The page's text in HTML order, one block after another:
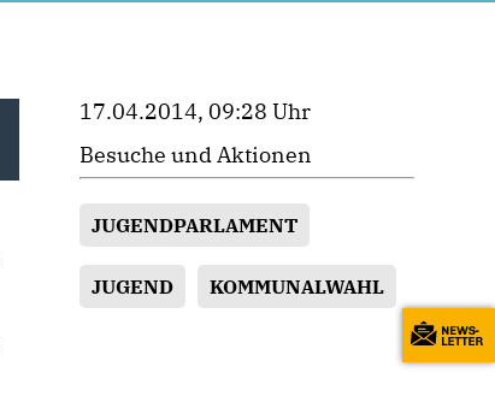
17.04.2014, 09:28 Uhr
Besuche und Aktionen
JUGENDPARLAMENT
JUGEND KOMMUNALWAHL